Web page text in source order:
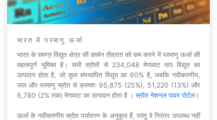
भारत में परमाणु ऊर्जा
भारत के समग्र विद्युत क्षेत्र की कार्बन तीव्रता को कम करने में परमाणु ऊर्जा की
महत्वपूर्ण भूमिका है। सभी स्रोतों से 234,048 मेगावाट ताप विद्युत का
उत्पादन होता है, जो कुल संस्थापित विद्युत का 60% है, जबकि नवीकरणीय,
जल और परमाणु स्रोत से क्रमशः 95,875 (25%), 51,220 (13%) और
6,780 (2% तक) मेगावाट का उत्पादन होता है । स्रोत नेशनल पावर पोर्टल।
ऊर्जा के नवीकरणीय स्रोत पर्यावरण के अनुकूल हैं, परंतु वे निरंतर उपलब्ध नहीं